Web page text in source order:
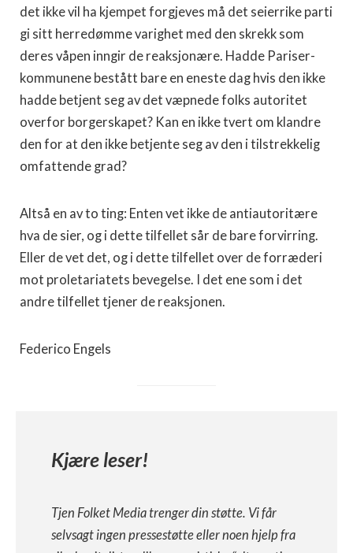
det ikke vil ha kjempet forgjeves må det seierrike parti
gi sitt herredømme varighet med den skrekk som
deres våpen inngir de reaksjonære. Hadde Pariser-
kommunene bestått bare en eneste dag hvis den ikke
hadde betjent seg av det væpnede folks autoritet
overfor borgerskapet? Kan en ikke tvert om klandre
den for at den ikke betjente seg av den i tilstrekkelig
omfattende grad?
Altså en av to ting: Enten vet ikke de antiautoritære
hva de sier, og i dette tilfellet sår de bare forvirring.
Eller de vet det, og i dette tilfellet over de forræderi
mot proletariatets bevegelse. I det ene som i det
andre tilfellet tjener de reaksjonen.
Federico Engels
Kjære leser!
Tjen Folket Media trenger din støtte. Vi får
selvsagt ingen pressestøtte eller noen hjelp fra